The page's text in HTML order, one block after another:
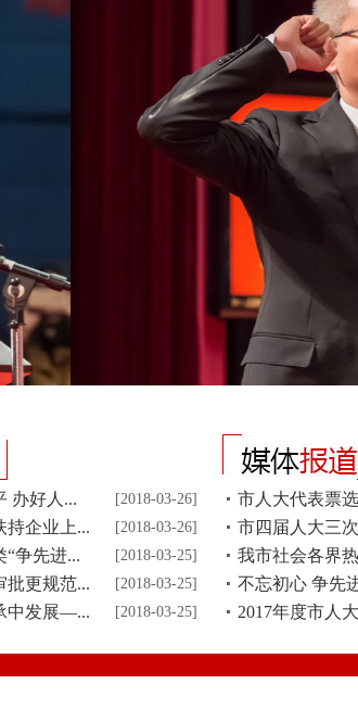
办好人... [2018-03-26]
持企业上... [2018-03-26]
“争先进... [2018-03-25]
批更规范... [2018-03-25]
中发展—... [2018-03-25]
市人大代表票
市四届人大三
我市社会各界
不忘初心 争
2017年度市人